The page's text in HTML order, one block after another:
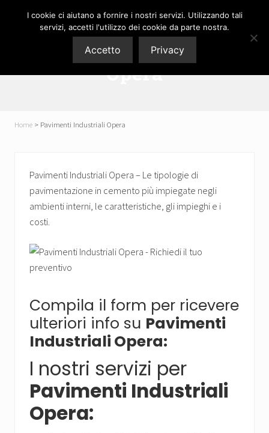
Pavimenti
Pavimenti Industriali
Opera
Home > Pavimenti Industriali Opera
Pavimenti Industriali Opera – Le tipologie di
pavimentazione in cemento più impiegate negli
ambienti interni, le caratteristiche, gli impieghi e i
costi.
Compila il form per ricevere
ulteriori info su Pavimenti
Industriali Opera:
I nostri servizi per
Pavimenti Industriali
Opera:
I cookie ci aiutano a fornire i nostri servizi. Utilizzando tali
servizi, accetti l'utilizzo dei cookie da parte nostra.
Accetto Privacy